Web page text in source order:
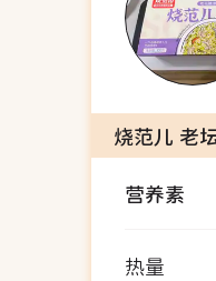
烧范儿 老
营养素
热量